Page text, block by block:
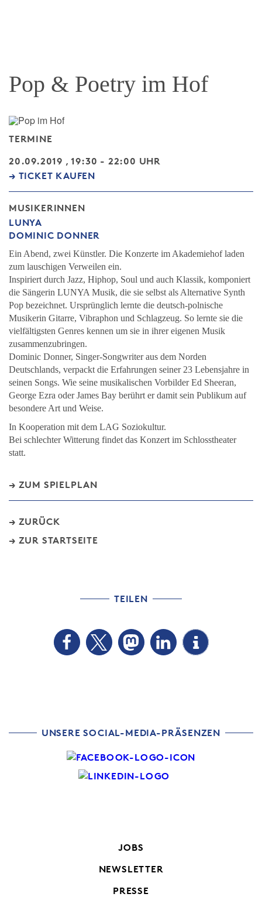
Pop & Poetry im Hof
TERMINE
20.09.2019 , 19:30 - 22:00 UHR
→ TICKET KAUFEN
MUSIKERINNEN
LUNYA
DOMINIC DONNER
Ein Abend, zwei Künstler. Die Konzerte im Akademiehof laden
zum lauschigen Verweilen ein.
Inspiriert durch Jazz, Hiphop, Soul und auch Klassik, komponiert
die Sängerin LUNYA Musik, die sie selbst als Alternative Synth
Pop bezeichnet. Ursprünglich lernte die deutsch-polnische
Musikerin Gitarre, Vibraphon und Schlagzeug. So lernte sie die
vielfältigsten Genres kennen um sie in ihrer eigenen Musik
zusammenzubringen.
Dominic Donner, Singer-Songwriter aus dem Norden
Deutschlands, verpackt die Erfahrungen seiner 23 Lebensjahre in
seinen Songs. Wie seine musikalischen Vorbilder Ed Sheeran,
George Ezra oder James Bay berührt er damit sein Publikum auf
besondere Art und Weise.
In Kooperation mit dem LAG Soziokultur.
Bei schlechter Witterung findet das Konzert im Schlosstheater
statt.
ZUM SPIELPLAN
ZURÜCK
ZUR STARTSEITE
TEILEN
UNSERE SOCIAL-MEDIA-PRÄSENZEN
JOBS
NEWSLETTER
PRESSE